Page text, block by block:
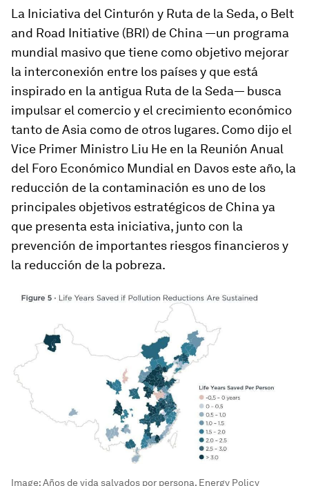
La Iniciativa del Cinturón y Ruta de la Seda, o Belt
and Road Initiative (BRI) de China —un programa
mundial masivo que tiene como objetivo mejorar
la interconexión entre los países y que está
inspirado en la antigua Ruta de la Seda— busca
impulsar el comercio y el crecimiento económico
tanto de Asia como de otros lugares. Como dijo el
Vice Primer Ministro Liu He en la Reunión Anual
del Foro Económico Mundial en Davos este año, la
reducción de la contaminación es uno de los
principales objetivos estratégicos de China ya
que presenta esta iniciativa, junto con la
prevención de importantes riesgos financieros y
la reducción de la pobreza.
Image:Años de vida salvados por persona. Energy Policy